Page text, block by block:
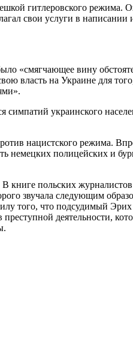
гитлеровского режима.
свои услуги в
«смягчающее вину
власть на Украине для
симпатий украинского
нацистского режима.
немецких полицейских и
книге польских
звучала следующим
того, что подсудимый
деятельности,